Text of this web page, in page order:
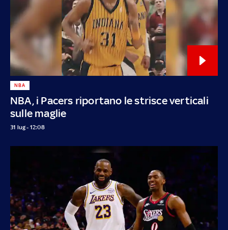
NBA, i Pacers riportano le strisce verticali
sulle maglie
NBA
31 lug - 12:08